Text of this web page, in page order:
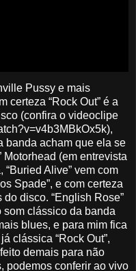
Pussy e mais
certeza “Rock Out” é a
(confira o videoclipe
banda acham que ela se
Motorhead (em entrevista
Alive” vem com
Spade”, e com certeza
disco. “English Rose”
som clássico da banda
blues, e para mim fica
clássica “Rock Out”,
demais para não
podemos conferir ao vivo